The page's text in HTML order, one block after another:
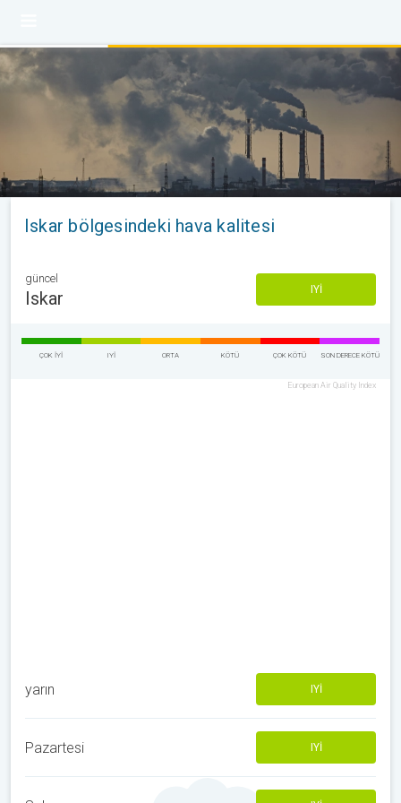
Iskar bölgesindeki hava kalitesi
güncel
Iskar IYI
ÇOK IYI IYI ORTA KÖTÜ ÇOK KÖTÜ SON DERECE KÖTÜ
European Air Quality Index
yarın IYI
Pazartesi IYI